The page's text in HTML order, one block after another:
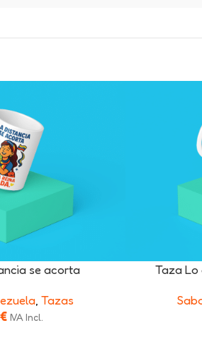
se acorta
,Tazas
€ IVA Incl.
Taza Lo